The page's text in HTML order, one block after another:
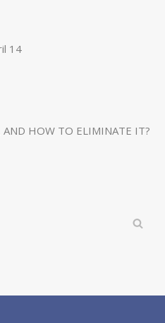
14
HOW TO ELIMINATE IT?